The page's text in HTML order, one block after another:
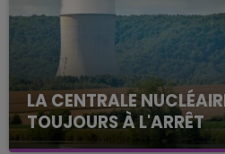
LA CENTRALE
TOUJOURS À L'ARRÊT
Cela fait déjà une semaine